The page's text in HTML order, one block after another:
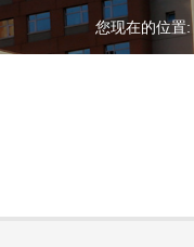
您现在的位置: